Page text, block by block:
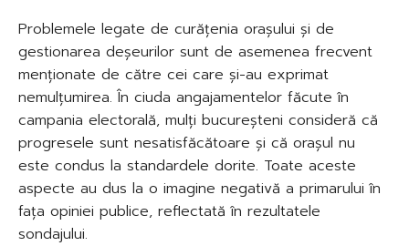
Problemele legate de curățenia orașului și de
gestionarea deșeurilor sunt de asemenea frecvent
menționate de către cei care și-au exprimat
nemulțumirea. În ciuda angajamentelor făcute în
campania electorală, mulți bucureșteni consideră că
progresele sunt nesatisfăcătoare și că orașul nu
este condus la standardele dorite. Toate aceste
aspecte au dus la o imagine negativă a primarului în
fața opiniei publice, reflectată în rezultatele
sondajului.